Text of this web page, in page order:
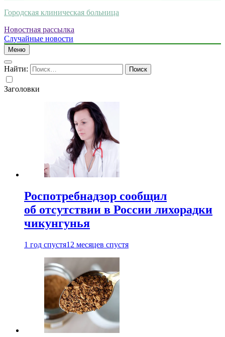
Городская клиническая больница
Новостная рассылка
Случайные новости
Меню
Найти:
Заголовки
Роспотребнадзор сообщил
об отсутствии в России лихорадки
чикунгунья
1 год спустя12 месяцев спустя